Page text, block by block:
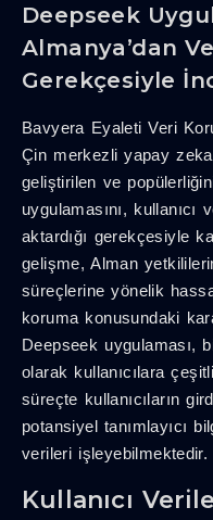
Deepseek
Almanya’dan
Gerekçesiyle
Bavyera Eyaleti Veri
Çin merkezli yapay
geliştirilen ve
uygulamasını, kullanıcı
aktardığı gerekçesiyle
gelişme, Alman
süreçlerine yönelik
koruma konusundaki
Deepseek uygulaması,
olarak kullanıcılara
süreçte kullanıcıların
potansiyel tanımlayıcı
verileri işleyebilmektedir.
Kullanıcı